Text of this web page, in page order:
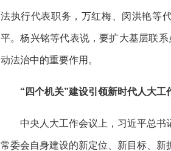
法执行代表职务，万红梅、闵洪艳等
平。杨兴铭等代表说，要扩大基层联
动法治中的重要作用。
“四个机关”建设引领新时代人大工
中央人大工作会议上，习近平总书
常委会自身建设的新定位、新目标、新